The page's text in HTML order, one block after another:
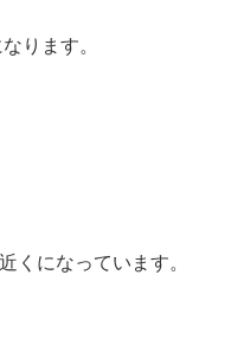
ります。
くになっています。